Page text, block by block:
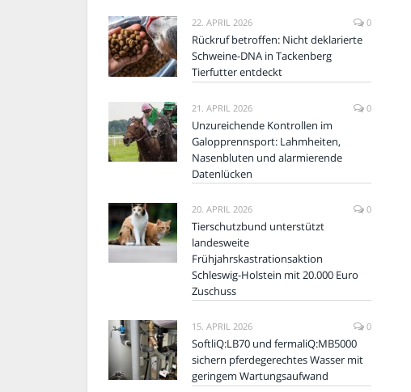
22. APRIL 2026 0
Rückruf betroffen: Nicht deklarierte
Schweine-DNA in Tackenberg
Tierfutter entdeckt
21. APRIL 2026 0
Unzureichende Kontrollen im
Galopprennsport: Lahmheiten,
Nasenbluten und alarmierende
Datenlücken
20. APRIL 2026 0
Tierschutzbund unterstützt
landesweite
Frühjahrskastrationsaktion
Schleswig-Holstein mit 20.000 Euro
Zuschuss
15. APRIL 2026 0
SoftliQ:LB70 und fermaliQ:MB5000
sichern pferdegerechtes Wasser mit
geringem Wartungsaufwand